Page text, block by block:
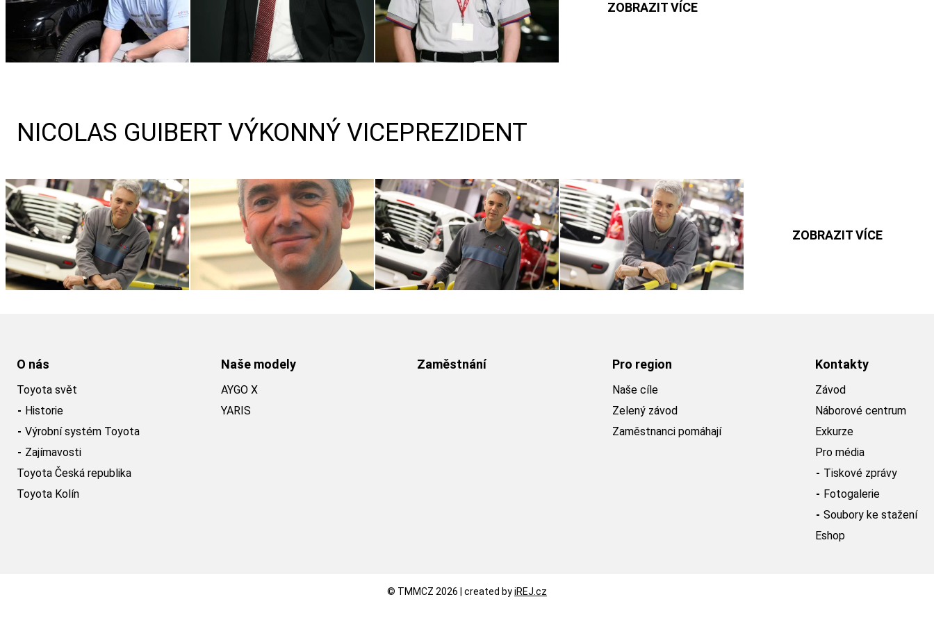
ZOBRAZIT VÍCE
NICOLAS GUIBERT VÝKONNÝ VICEPREZIDENT
ZOBRAZIT VÍCE
O nás
Toyota svět
Historie
Výrobní systém Toyota
Zajímavosti
Toyota Česká republika
Toyota Kolín
Naše modely
AYGO X
YARIS
Zaměstnání Pro region
Naše cíle
Zelený závod
Zaměstnanci pomáhají
Kontakty
Závod
Náborové centrum
Exkurze
Pro média
Tiskové zprávy
Fotogalerie
Soubory ke stažení
Eshop
© TMMCZ 2026 | created byiREJ.cz